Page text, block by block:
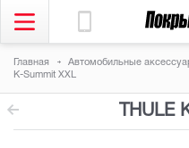
Главная Автомобильные
K-Summit XXL
THULE